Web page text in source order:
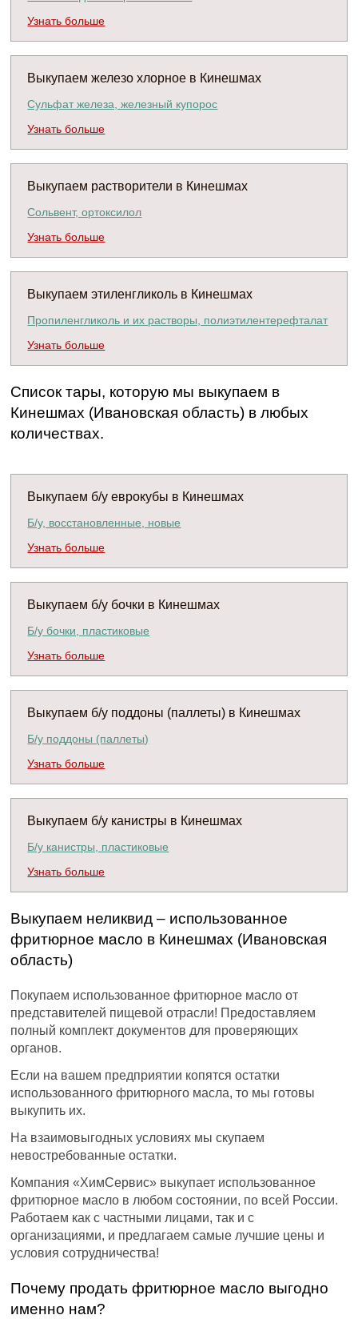
Узнать больше
Выкупаем железо хлорное в Кинешмах
Сульфат железа, железный купорос
Узнать больше
Выкупаем растворители в Кинешмах
Сольвент, ортоксилол
Узнать больше
Выкупаем этиленгликоль в Кинешмах
Пропиленгликоль и их растворы, полиэтилентерефталат
Узнать больше
Список тары, которую мы выкупаем в
Кинешмах (Ивановская область) в любых
количествах.
Выкупаем б/у еврокубы в Кинешмах
Б/у, восстановленные, новые
Узнать больше
Выкупаем б/у бочки в Кинешмах
Б/у бочки, пластиковые
Узнать больше
Выкупаем б/у поддоны (паллеты) в Кинешмах
Б/у поддоны (паллеты)
Узнать больше
Выкупаем б/у канистры в Кинешмах
Б/у канистры, пластиковые
Узнать больше
Выкупаем неликвид – использованное
фритюрное масло в Кинешмах (Ивановская
область)
Покупаем использованное фритюрное масло от
представителей пищевой отрасли! Предоставляем
полный комплект документов для проверяющих
органов.
Если на вашем предприятии копятся остатки
использованного фритюрного масла, то мы готовы
выкупить их.
На взаимовыгодных условиях мы скупаем
невостребованные остатки.
Компания «ХимСервис» выкупает использованное
фритюрное масло в любом состоянии, по всей России.
Работаем как с частными лицами, так и с
организациями, и предлагаем самые лучшие цены и
условия сотрудничества!
Почему продать фритюрное масло выгодно
именно нам?